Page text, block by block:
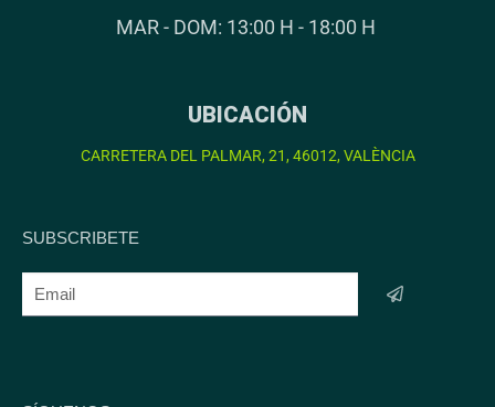
MAR - DOM: 13:00 H - 18:00 H
UBICACIÓN
CARRETERA DEL PALMAR, 21, 46012, VALÈNCIA
SUBSCRIBETE